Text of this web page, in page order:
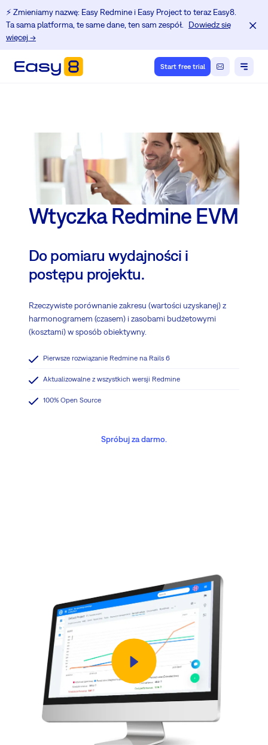
⚡️ Zmieniamy nazwę: Easy Redmine i Easy Project to teraz Easy8.
Ta sama platforma, te same dane, ten sam zespół.
Dowiedz się
więcej →
Start free trial
Wtyczka Redmine EVM
Do pomiaru wydajności i
postępu projektu.
Rzeczywiste porównanie zakresu (wartości uzyskanej) z
harmonogramem (czasem) i zasobami budżetowymi
(kosztami) w sposób obiektywny.
Pierwsze rozwiązanie Redmine na Rails 6
Aktualizowalne z wszystkich wersji Redmine
100% Open Source
Spróbuj za darmo.